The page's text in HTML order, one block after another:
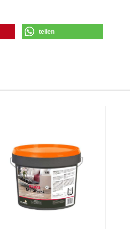
teilen